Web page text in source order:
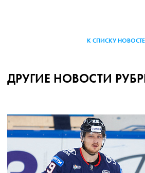
К СПИСКУ
ДРУГИЕ НОВОСТИ